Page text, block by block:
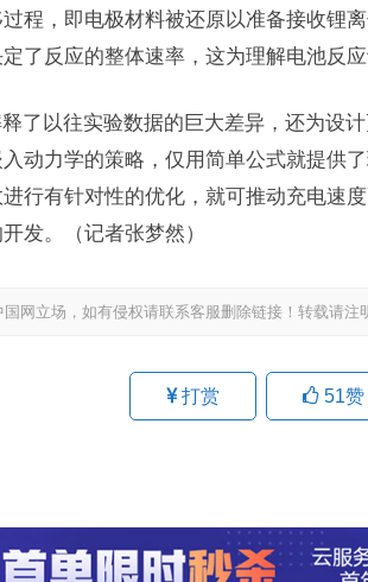
程，即电极材料被还原以准备接收锂
了反应的整体速率，这为理解电池反
了以往实验数据的巨大差异，还为设
动力学的策略，仅用简单公式就提供
行有针对性的优化，就可推动充电速
发。（记者张梦然）
网立场，如有侵权请联系客服删除链接！转载请注
打赏 51赞